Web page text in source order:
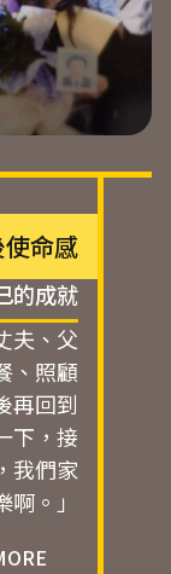
命感
的成就
夫、父
、照顧
再回到
下，接
我們家
。」